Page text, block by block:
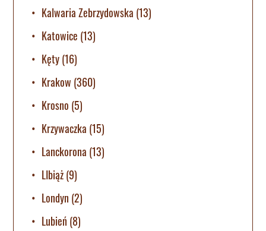
Kalwaria Zebrzydowska (13)
Katowice (13)
Kęty(16)
Krakow (360)
Krosno (5)
Krzywaczka (15)
Lanckorona (13)
LIbiąż(9)
Londyn (2)
Lubień (8)